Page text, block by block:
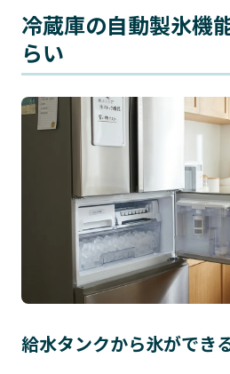
冷蔵庫の自動製氷機
らい
給水タンクから氷ができ